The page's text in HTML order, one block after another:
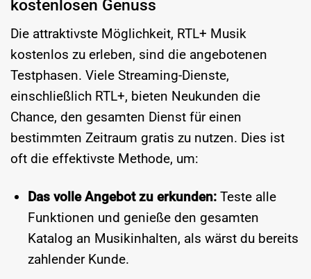
kostenlosen Genuss
Die attraktivste Möglichkeit, RTL+ Musik
kostenlos zu erleben, sind die angebotenen
Testphasen. Viele Streaming-Dienste,
einschließlich RTL+, bieten Neukunden die
Chance, den gesamten Dienst für einen
bestimmten Zeitraum gratis zu nutzen. Dies ist
oft die effektivste Methode, um:
Das volle Angebot zu erkunden:Teste alle
Funktionen und genieße den gesamten
Katalog an Musikinhalten, als wärst du bereits
zahlender Kunde.